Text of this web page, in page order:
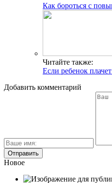
Как бороться с
Читайте также:
Если ребенок
Добавить комментарий
Новое